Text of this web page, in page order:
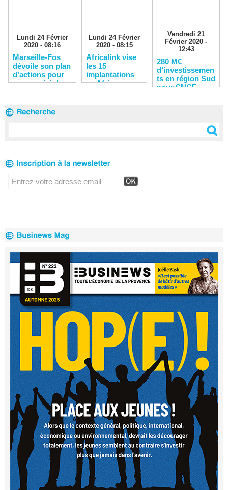
Lundi 24 Février
2020 - 08:16
Marseille-Fos
dévoile son plan
d’actions pour
reconquérir les
Lundi 24 Février
2020 - 08:15
Africalink vise
les 15
implantations
en Afrique en
Vendredi 21
Février 2020 -
12:43
280 M€
d’investissemen
ts en région Sud
pour SNCF